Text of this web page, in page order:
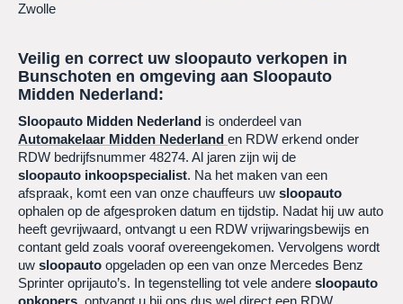
Zwolle
Veilig en correct uw sloopauto verkopen in
Bunschoten en omgeving aan Sloopauto
Midden Nederland:
Sloopauto Midden Nederland is onderdeel van
Automakelaar Midden Nederland en RDW erkend onder
RDW bedrijfsnummer 48274. Al jaren zijn wij de
sloopauto inkoopspecialist. Na het maken van een
afspraak, komt een van onze chauffeurs uw sloopauto
ophalen op de afgesproken datum en tijdstip. Nadat hij uw auto
heeft gevrijwaard, ontvangt u een RDW vrijwaringsbewijs en
contant geld zoals vooraf overeengekomen. Vervolgens wordt
uw sloopauto opgeladen op een van onze Mercedes Benz
Sprinter oprijauto’s. In tegenstelling tot vele andere sloopauto
opkopers, ontvangt u bij ons dus wel direct een RDW